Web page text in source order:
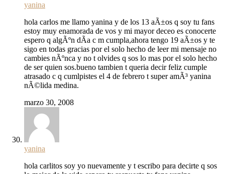
yanina
hola carlos me llamo yanina y de los 13 aÃ±os q soy tu fans
estoy muy enamorada de vos y mi mayor deceo es conocerte
espero q algÃºn dÃ­a c m cumpla,ahora tengo 19 aÃ±os y te
sigo en todas gracias por el solo hecho de leer mi mensaje no
cambies nÃºnca y no t olvides q sos lo mas por el solo hecho
de ser quien sos.bueno tambien t queria decir feliz cumple
atrasado c q cumlpistes el 4 de febrero t super amÃ³ yanina
nÃ©lida medina.
marzo 30, 2008
yanina
hola carlitos soy yo nuevamente y t escribo para decirte q sos